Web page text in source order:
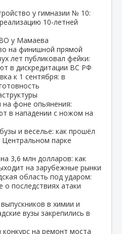
у гимназии № 10:
10‑летней
у Мамаева
на финишной прямой
лет публиковал фейки:
в дискредитации ВС РФ
к 1 сентября: в
на фоне опьянения:
в нападении с ножом на
и веселье: как прошёл
Центральном парке
3,6 млн долларов: как
на зарубежные рынки
область под ударом:
о последствиях атаки
в химии и
вузы закрепились в
на ремонт моста